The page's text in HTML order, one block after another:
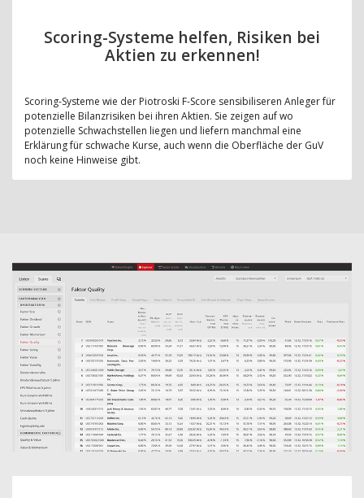
Scoring-Systeme helfen, Risiken bei
Aktien zu erkennen!
Scoring-Systeme wie der Piotroski F-Score sensibiliseren Anleger für
potenzielle Bilanzrisiken bei ihren Aktien. Sie zeigen auf wo
potenzielle Schwachstellen liegen und liefern manchmal eine
Erklärung für schwache Kurse, auch wenn die Oberfläche der GuV
noch keine Hinweise gibt.